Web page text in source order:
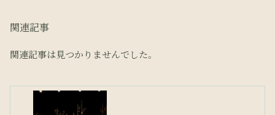
関連記事
関連記事は見つかりませんでした。